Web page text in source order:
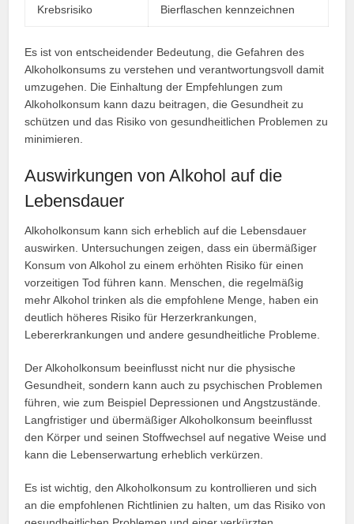
Krebsrisiko
Bierflaschen kennzeichnen
Es ist von entscheidender Bedeutung, die Gefahren des
Alkoholkonsums zu verstehen und verantwortungsvoll damit
umzugehen. Die Einhaltung der Empfehlungen zum
Alkoholkonsum kann dazu beitragen, die Gesundheit zu
schützen und das Risiko von gesundheitlichen Problemen zu
minimieren.
Auswirkungen von Alkohol auf die
Lebensdauer
Alkoholkonsum kann sich erheblich auf die Lebensdauer
auswirken. Untersuchungen zeigen, dass ein übermäßiger
Konsum von Alkohol zu einem erhöhten Risiko für einen
vorzeitigen Tod führen kann. Menschen, die regelmäßig
mehr Alkohol trinken als die empfohlene Menge, haben ein
deutlich höheres Risiko für Herzerkrankungen,
Lebererkrankungen und andere gesundheitliche Probleme.
Der Alkoholkonsum beeinflusst nicht nur die physische
Gesundheit, sondern kann auch zu psychischen Problemen
führen, wie zum Beispiel Depressionen und Angstzustände.
Langfristiger und übermäßiger Alkoholkonsum beeinflusst
den Körper und seinen Stoffwechsel auf negative Weise und
kann die Lebenserwartung erheblich verkürzen.
Es ist wichtig, den Alkoholkonsum zu kontrollieren und sich
an die empfohlenen Richtlinien zu halten, um das Risiko von